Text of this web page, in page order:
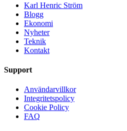
Karl Henric Ström
Blogg
Ekonomi
Nyheter
Teknik
Kontakt
Support
Användarvillkor
Integritetspolicy
Cookie Policy
FAQ